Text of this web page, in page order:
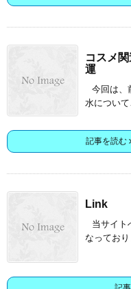
コスメ
運
今回は、
水につい
記事を読む
Link
当サイト
なってお